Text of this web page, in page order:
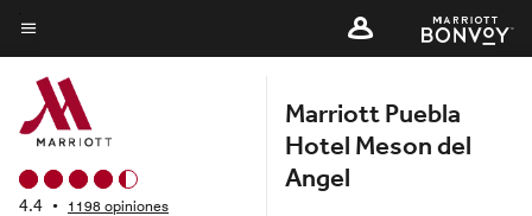
Skip
to
main
content
Texto del menú
4.4 • 1198 opiniones
Marriott Puebla
Hotel Meson del
Angel